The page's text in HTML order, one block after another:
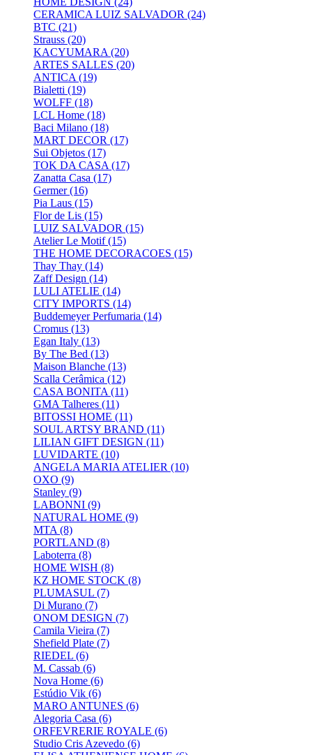
CERAMICA LUIZ SALVADOR (24)
BTC (21)
Strauss (20)
KACYUMARA (20)
ARTES SALLES (20)
ANTICA (19)
Bialetti (19)
WOLFF (18)
LCL Home (18)
Baci Milano (18)
MART DECOR (17)
Sui Objetos (17)
TOK DA CASA (17)
Zanatta Casa (17)
Germer (16)
Pia Laus (15)
Flor de Lis (15)
LUIZ SALVADOR (15)
Atelier Le Motif (15)
THE HOME DECORACOES (15)
Thay Thay (14)
Zaff Design (14)
LULI ATELIE (14)
CITY IMPORTS (14)
Buddemeyer Perfumaria (14)
Cromus (13)
Egan Italy (13)
By The Bed (13)
Maison Blanche (13)
Scalla Cerâmica (12)
CASA BONITA (11)
GMA Talheres (11)
BITOSSI HOME (11)
SOUL ARTSY BRAND (11)
LILIAN GIFT DESIGN (11)
LUVIDARTE (10)
ANGELA MARIA ATELIER (10)
OXO (9)
Stanley (9)
LABONNI (9)
NATURAL HOME (9)
MTA (8)
PORTLAND (8)
Laboterra (8)
HOME WISH (8)
KZ HOME STOCK (8)
PLUMASUL (7)
Di Murano (7)
ONOM DESIGN (7)
Camila Vieira (7)
Shefield Plate (7)
RIEDEL (6)
M. Cassab (6)
Nova Home (6)
Estúdio Vik (6)
MARO ANTUNES (6)
Alegoria Casa (6)
ORFEVRERIE ROYALE (6)
Studio Cris Azevedo (6)